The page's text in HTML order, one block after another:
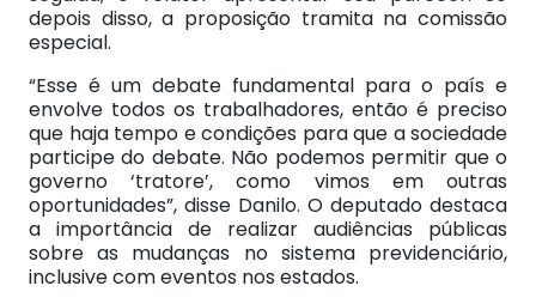
depois disso, a proposição tramita na comissão
especial.
“Esse é um debate fundamental para o país e
envolve todos os trabalhadores, então é preciso
que haja tempo e condições para que a sociedade
participe do debate. Não podemos permitir que o
governo ‘tratore’, como vimos em outras
oportunidades”, disse Danilo. O deputado destaca
a importância de realizar audiências públicas
sobre as mudanças no sistema previdenciário,
inclusive com eventos nos estados.